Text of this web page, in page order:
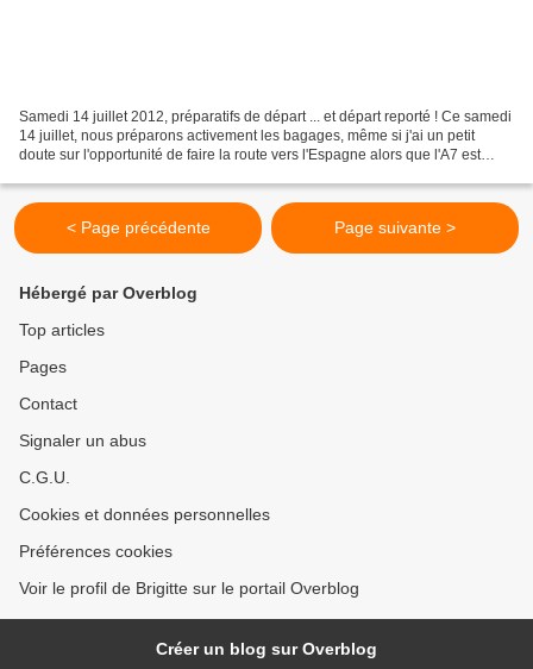
Samedi 14 juillet 2012, préparatifs de départ ... et départ reporté ! Ce samedi
14 juillet, nous préparons activement les bagages, même si j'ai un petit
doute sur l'opportunité de faire la route vers l'Espagne alors que l'A7 est
< Page précédente Page suivante >
Hébergé par Overblog
Top articles
Pages
Contact
Signaler un abus
C.G.U.
Cookies et données personnelles
Préférences cookies
Voir le profil de Brigitte sur le portail Overblog
Créer un blog sur Overblog